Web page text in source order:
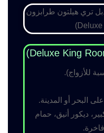
البحر أو المدينة.
ديكور أنيق، حمام